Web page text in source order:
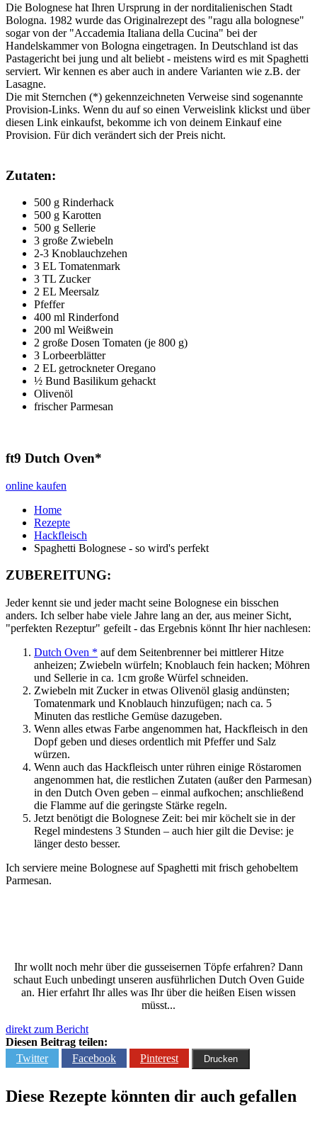
Die Bolognese hat Ihren Ursprung in der norditalienischen Stadt
Bologna. 1982 wurde das Originalrezept des "ragu alla bolognese"
sogar von der "Accademia Italiana della Cucina" bei der
Handelskammer von Bologna eingetragen. In Deutschland ist das
Pastagericht bei jung und alt beliebt - meistens wird es mit Spaghetti
serviert. Wir kennen es aber auch in andere Varianten wie z.B. der
Lasagne.
Die mit Sternchen (*) gekennzeichneten Verweise sind sogenannte
Provision-Links. Wenn du auf so einen Verweislink klickst und über
diesen Link einkaufst, bekomme ich von deinem Einkauf eine
Provision. Für dich verändert sich der Preis nicht.
Zutaten:
500 g Rinderhack
500 g Karotten
500 g Sellerie
3 große Zwiebeln
2-3 Knoblauchzehen
3 EL Tomatenmark
3 TL Zucker
2 EL Meersalz
Pfeffer
400 ml Rinderfond
200 ml Weißwein
2 große Dosen Tomaten (je 800 g)
3 Lorbeerblätter
2 EL getrockneter Oregano
½ Bund Basilikum gehackt
Olivenöl
frischer Parmesan
ft9 Dutch Oven*
online kaufen
Home
Rezepte
Hackfleisch
Spaghetti Bolognese - so wird's perfekt
ZUBEREITUNG:
Jeder kennt sie und jeder macht seine Bolognese ein bisschen
anders. Ich selber habe viele Jahre lang an der, aus meiner Sicht,
"perfekten Rezeptur" gefeilt - das Ergebnis könnt Ihr hier nachlesen:
Dutch Oven * auf dem Seitenbrenner bei mittlerer Hitze
anheizen; Zwiebeln würfeln; Knoblauch fein hacken; Möhren
und Sellerie in ca. 1cm große Würfel schneiden.
Zwiebeln mit Zucker in etwas Olivenöl glasig andünsten;
Tomatenmark und Knoblauch hinzufügen; nach ca. 5
Minuten das restliche Gemüse dazugeben.
Wenn alles etwas Farbe angenommen hat, Hackfleisch in den
Dopf geben und dieses ordentlich mit Pfeffer und Salz
würzen.
Wenn auch das Hackfleisch unter rühren einige Röstaromen
angenommen hat, die restlichen Zutaten (außer den Parmesan)
in den Dutch Oven geben – einmal aufkochen; anschließend
die Flamme auf die geringste Stärke regeln.
Jetzt benötigt die Bolognese Zeit: bei mir köchelt sie in der
Regel mindestens 3 Stunden – auch hier gilt die Devise: je
länger desto besser.
Ich serviere meine Bolognese auf Spaghetti mit frisch gehobeltem
Parmesan.
Ihr wollt noch mehr über die gusseisernen Töpfe erfahren? Dann
schaut Euch unbedingt unseren ausführlichen Dutch Oven Guide
an. Hier erfahrt Ihr alles was Ihr über die heißen Eisen wissen
müsst...
direkt zum Bericht
Diesen Beitrag teilen:
Twitter
Facebook Pinterest Drucken
Diese Rezepte könnten dir auch gefallen